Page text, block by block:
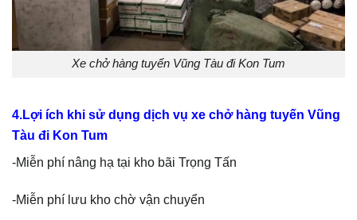
Xe chở hàng tuyến Vũng Tàu đi Kon Tum
4.Lợi ích khi sử dụng dịch vụ xe chở hàng tuyến Vũng
Tàu đi Kon Tum
-Miễn phí nâng hạ tại kho bãi Trọng Tấn
-Miễn phí lưu kho chờ vận chuyển